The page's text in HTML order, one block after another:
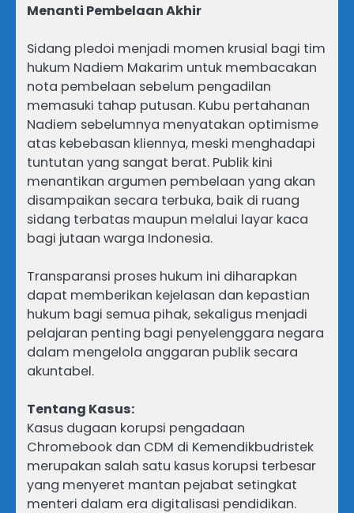
Menanti Pembelaan Akhir
Sidang pledoi menjadi momen krusial bagi tim
hukum Nadiem Makarim untuk membacakan
nota pembelaan sebelum pengadilan
memasuki tahap putusan. Kubu pertahanan
Nadiem sebelumnya menyatakan optimisme
atas kebebasan kliennya, meski menghadapi
tuntutan yang sangat berat. Publik kini
menantikan argumen pembelaan yang akan
disampaikan secara terbuka, baik di ruang
sidang terbatas maupun melalui layar kaca
bagi jutaan warga Indonesia.
Transparansi proses hukum ini diharapkan
dapat memberikan kejelasan dan kepastian
hukum bagi semua pihak, sekaligus menjadi
pelajaran penting bagi penyelenggara negara
dalam mengelola anggaran publik secara
akuntabel.
Tentang Kasus:
Kasus dugaan korupsi pengadaan
Chromebook dan CDM di Kemendikbudristek
merupakan salah satu kasus korupsi terbesar
yang menyeret mantan pejabat setingkat
menteri dalam era digitalisasi pendidikan.